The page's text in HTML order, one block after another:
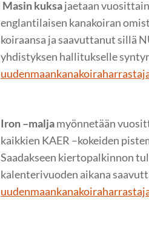
Masin kuksajaetaan
englantilaisen kanakoiran
koiraansa ja saavuttanut sillä
yhdistyksen hallitukselle
Iron –maljamyönnetään
kaikkien KAER –kokeiden
Saadakseen kiertopalkinnon
kalenterivuoden aikana